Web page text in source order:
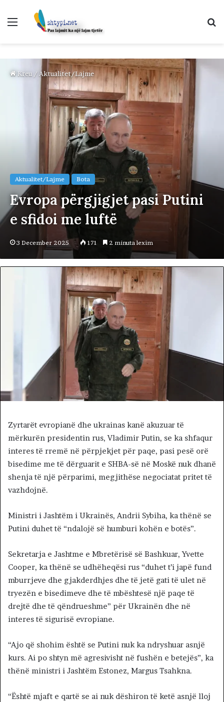
Menu
Kreu / Aktualitet/Lajme
Aktualitet/Lajme Bota
Evropa përgjigjet pasi Putini
e sfidoi me luftë
3 December 2025 171 2 minuta lexim
Zyrtarët evropianë dhe ukrainas kanë akuzuar të
mërkurën presidentin rus, Vladimir Putin, se ka shfaqur
interes të rremë në përpjekjet për paqe, pasi pesë orë
bisedime me të dërguarit e SHBA-së në Moskë nuk dhanë
shenja të një përparimi, megjithëse negociatat pritet të
vazhdojnë.
Ministri i Jashtëm i Ukrainës, Andrii Sybiha, ka thënë se
Putini duhet të “ndalojë së humburi kohën e botës”.
Sekretarja e Jashtme e Mbretërisë së Bashkuar, Yvette
Cooper, ka thënë se udhëheqësi rus “duhet t’i japë fund
mburrjeve dhe gjakderdhjes dhe të jetë gati të ulet në
tryezën e bisedimeve dhe të mbështesë një paqe të
drejtë dhe të qëndrueshme” për Ukrainën dhe në
interes të sigurisë evropiane.
“Ajo që shohim është se Putini nuk ka ndryshuar asnjë
kurs. Ai po shtyn më agresivisht në fushën e betejës”, ka
thënë ministri i Jashtëm Estonez, Margus Tsahkna.
“Është mjaft e qartë se ai nuk dëshiron të ketë asnjë lloj